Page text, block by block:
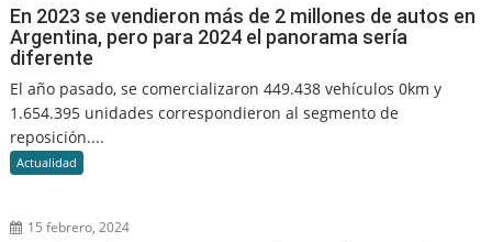
En 2023 se vendieron más de 2 millones de autos en
Argentina, pero para 2024 el panorama sería
diferente
El año pasado, se comercializaron 449.438 vehículos 0km y
1.654.395 unidades correspondieron al segmento de
reposición....
Actualidad
15 febrero, 2024